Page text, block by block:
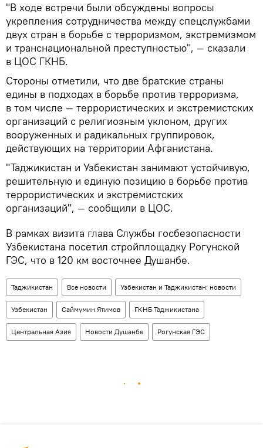
"В ходе встречи были обсуждены вопросы
укрепления сотрудничества между спецслужбами
двух стран в борьбе с терроризмом, экстремизмом
и транснациональной преступностью", — сказали
в ЦОС ГКНБ.
Стороны отметили, что две братские страны
едины в подходах в борьбе против терроризма,
в том числе — террористических и экстремистских
организаций с религиозным уклоном, других
вооруженных и радикальных группировок,
действующих на территории Афганистана.
"Таджикистан и Узбекистан занимают устойчивую,
решительную и единую позицию в борьбе против
террористических и экстремистских
организаций", — сообщили в ЦОС.
В рамках визита глава Службы госбезопасности
Узбекистана посетил стройплощадку Рогунской
ГЭС, что в 120 км восточнее Душанбе.
Таджикистан Все новости Узбекистан и Таджикистан: новости
Узбекистан Саймумин Ятимов ГКНБ Таджикистана
Центральная Азия Новости Душанбе Рогунская ГЭС